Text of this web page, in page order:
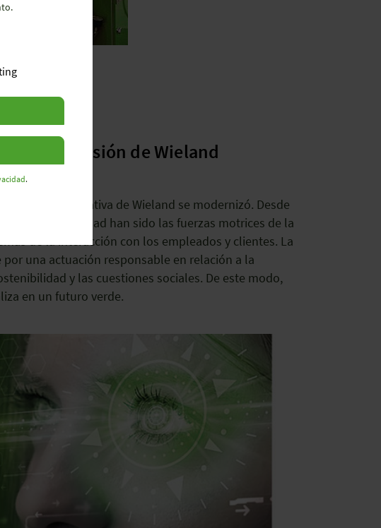
Misión y visión de Wieland
la misión corporativa de Wieland se modernizó. Desde
y la calidad han sido las fuerzas motrices de la
de la interacción con los empleados y clientes. La
por una actuación responsable en relación a la
y las cuestiones sociales. De este modo,
en un futuro verde.
.